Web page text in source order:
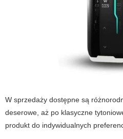
W sprzedaży dostępne są
deserowe, aż po klasyczne
produkt do indywidualnych